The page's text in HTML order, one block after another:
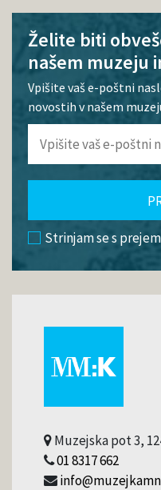
Želite biti
našem muzeju
Vpišite vaš e-poštni
novostih v našem
Strinjam se s
Muzejska pot 3,
01 8317 662